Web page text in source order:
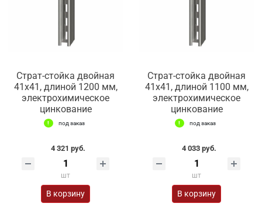
Страт-стойка двойная
41х41, длиной 1200 мм,
электрохимическое
цинкование
под заказ
4 321 руб.
шт
В корзину
Страт-стойка двойная
41х41, длиной 1100 мм,
электрохимическое
цинкование
под заказ
4 033 руб.
шт
В корзину